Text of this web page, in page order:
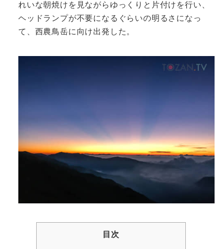
れいな朝焼けを見ながらゆっくりと片付けを行い、
ヘッドランプが不要になるぐらいの明るさになっ
て、西農鳥岳に向け出発した。
目次